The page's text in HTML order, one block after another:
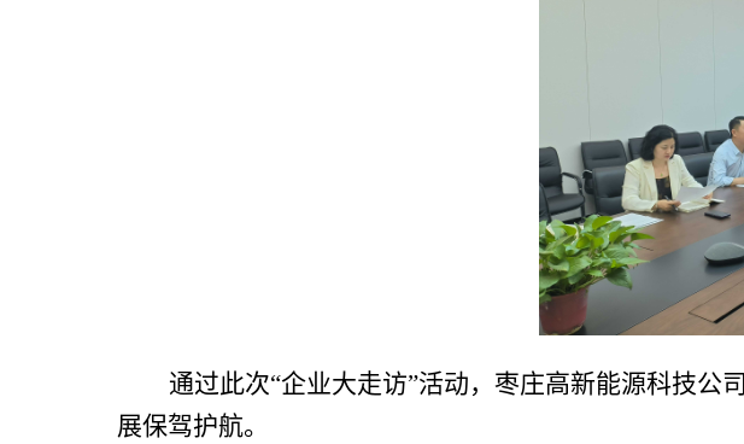
通过此次“企业大走访”活动，枣庄高新能源科技公司
展保驾护航。